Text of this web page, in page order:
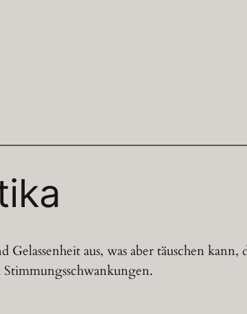
aus, was aber täuschen